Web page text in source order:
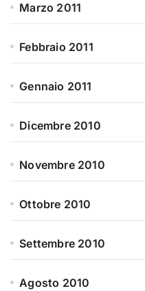
Marzo 2011
Febbraio 2011
Gennaio 2011
Dicembre 2010
Novembre 2010
Ottobre 2010
Settembre 2010
Agosto 2010